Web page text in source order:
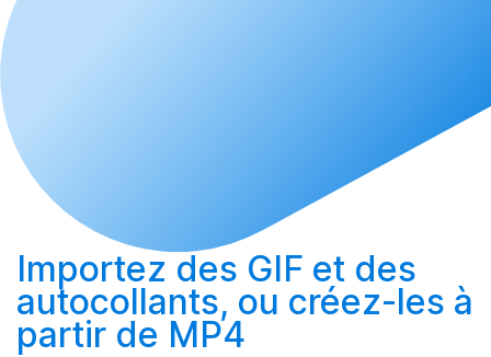
Importez des GIF et des
autocollants, ou créez-les à
partir de MP4